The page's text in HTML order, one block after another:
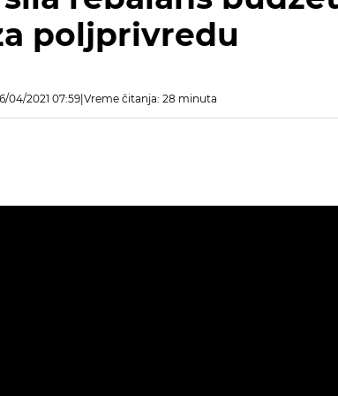
poljprivredu
04/2021 07:59 Vreme čitanja: 28 minuta